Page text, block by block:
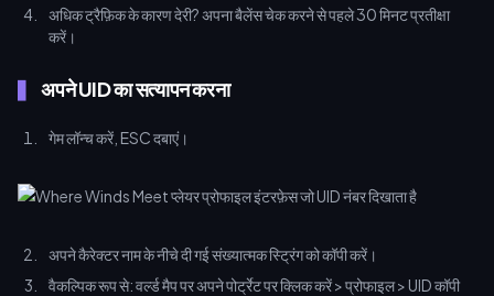
अधिक ट्रैफ़िक के कारण देरी? अपना बैलेंस चेक करने से पहले 30 मिनट प्रतीक्षा
करें।
अपने UID का सत्यापन करना
गेम लॉन्च करें, ESC दबाएं।
अपने कैरेक्टर नाम के नीचे दी गई संख्यात्मक स्ट्रिंग को कॉपी करें।
वैकल्पिक रूप से: वर्ल्ड मैप पर अपने पोर्ट्रेट पर क्लिक करें > प्रोफाइल > UID कॉपी